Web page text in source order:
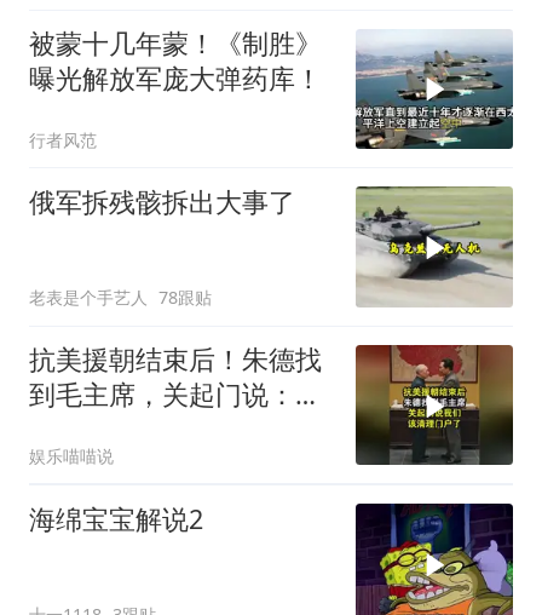
被蒙十几年蒙！《制胜》
曝光解放军庞大弹药库！
行者风范
俄军拆残骸拆出大事了
老表是个手艺人 78跟贴
抗美援朝结束后！朱德找
到毛主席，关起门说：我
娱乐喵喵说
海绵宝宝解说2